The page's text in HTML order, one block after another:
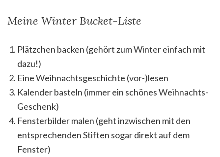
Meine Winter Bucket-Liste
Plätzchen backen (gehört zum Winter einfach mit
dazu!)
Eine Weihnachtsgeschichte (vor-)lesen
Kalender basteln (immer ein schönes Weihnachts-
Geschenk)
Fensterbilder malen (geht inzwischen mit den
entsprechenden Stiften sogar direkt auf dem
Fenster)